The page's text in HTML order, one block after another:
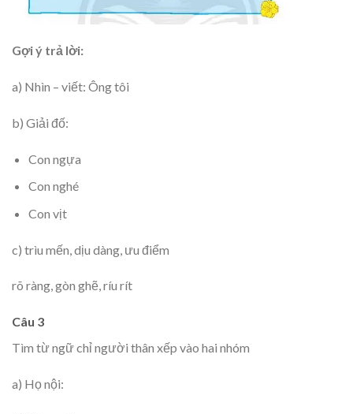
Gợi ý trả lời:
a) Nhìn – viết: Ông tôi
b) Giải đố:
Con ngựa
Con nghé
Con vịt
c) trìu mến, dịu dàng, ưu điểm
rõ ràng, gòn ghẽ, ríu rít
Câu 3
Tìm từ ngữ chỉ người thân xếp vào hai nhóm
a) Họ nội: